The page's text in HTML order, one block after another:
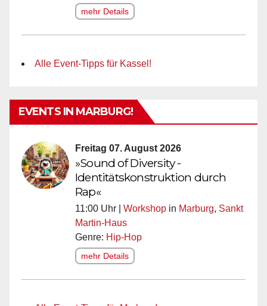
mehr Details
Alle Event-Tipps für Kassel!
EVENTS IN MARBURG!
Freitag 07. August 2026
»Sound of Diversity -
Identitätskonstruktion durch
Rap«
11:00 Uhr | Workshop in Marburg, Sankt
Martin-Haus
Genre: Hip-Hop
mehr Details